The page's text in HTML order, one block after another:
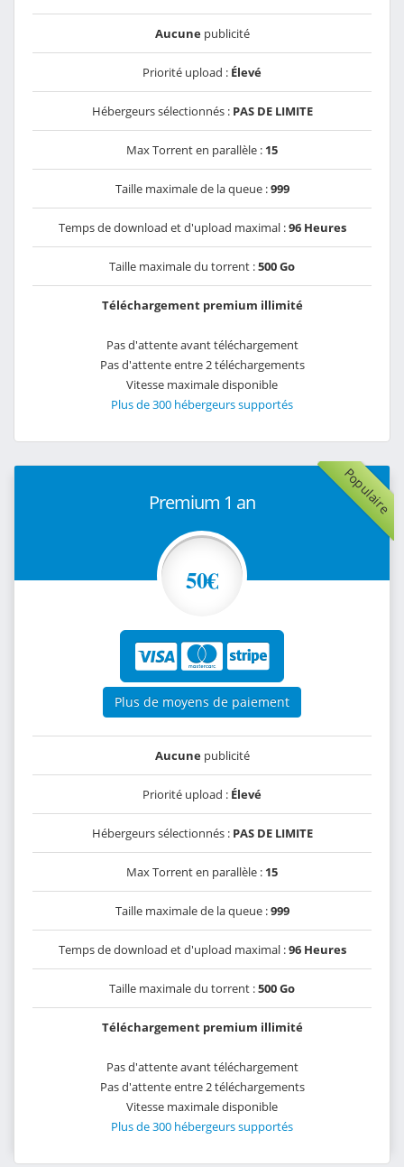
Aucunepublicité
Priorité upload : Élevé
Hébergeurs sélectionnés : PAS DE LIMITE
Max Torrent en parallèle : 15
Taille maximale de la queue :999
Temps de download et d'upload maximal :96 Heures
Taille maximale du torrent :500 Go
Téléchargement premium illimité
Pas d'attente avant téléchargement
Pas d'attente entre 2 téléchargements
Vitesse maximale disponible
Plus de 300 hébergeurs supportés
Populaire
Premium 1 an
50€
Plus de moyens de paiement
Aucunepublicité
Priorité upload : Élevé
Hébergeurs sélectionnés : PAS DE LIMITE
Max Torrent en parallèle : 15
Taille maximale de la queue :999
Temps de download et d'upload maximal :96 Heures
Taille maximale du torrent :500 Go
Téléchargement premium illimité
Pas d'attente avant téléchargement
Pas d'attente entre 2 téléchargements
Vitesse maximale disponible
Plus de 300 hébergeurs supportés